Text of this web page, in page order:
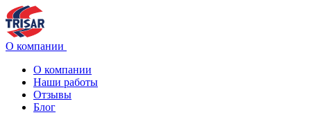
О компании
О компании
Наши работы
Отзывы
Блог